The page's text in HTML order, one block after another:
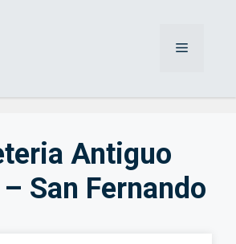
Menú
Antiguo
San Fernando